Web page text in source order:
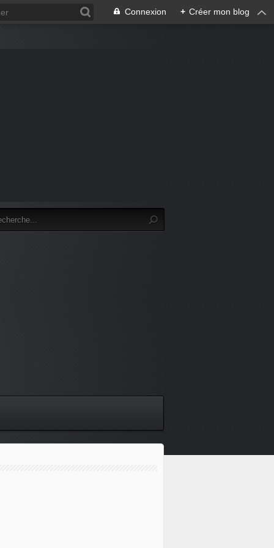
Connexion + Créer mon blog